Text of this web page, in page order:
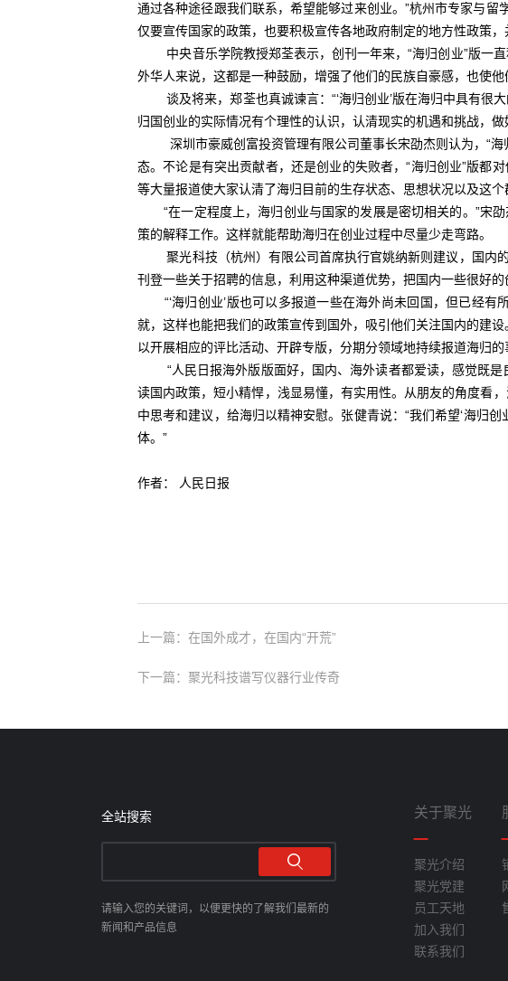
通过各种途径跟我们联系，希望能够过来创业。”杭州市专家与留
仅要宣传国家的政策，也要积极宣传各地政府制定的地方性政策
中央音乐学院教授郑荃表示，创刊一年来，“海归创业”版一直
外华人来说，这都是一种鼓励，增强了他们的民族自豪感，也使他
谈及将来，郑荃也真诚谏言：“‘海归创业’版在海归中具有很
归国创业的实际情况有个理性的认识，认清现实的机遇和挑战，
深圳市豪威创富投资管理有限公司董事长宋劭杰则认为，“海
态。不论是有突出贡献者，还是创业的失败者，“海归创业”版都
等大量报道使大家认清了海归目前的生存状态、思想状况以及这个
“在一定程度上，海归创业与国家的发展是密切相关的。”宋劭
策的解释工作。这样就能帮助海归在创业过程中尽量少走弯路。
聚光科技（杭州）有限公司首席执行官姚纳新则建议，国内的
刊登一些关于招聘的信息，利用这种渠道优势，把国内一些很好
“‘海归创业’版也可以多报道一些在海外尚未回国，但已经有
就，这样也能把我们的政策宣传到国外，吸引他们关注国内的建
以开展相应的评比活动、开辟专版，分期分领域地持续报道海归的
“人民日报海外版版面好，国内、海外读者都爱读，感觉既是
读国内政策，短小精悍，浅显易懂，有实用性。从朋友的角度看
中思考和建议，给海归以精神安慰。张健青说：“我们希望‘海归
体。”
作者： 人民日报
上一篇：在国外成才，在国内“开荒”
下一篇：聚光科技谱写仪器行业传奇
全站搜索
请输入您的关键词，以便更快的了解我们最新的
新闻和产品信息
关于聚光
聚光介绍
聚光党建
员工天地
加入我们
联系我们